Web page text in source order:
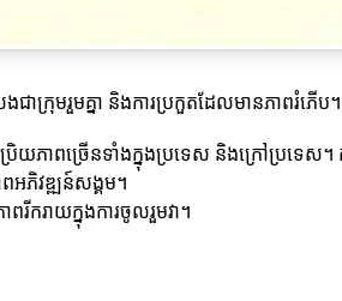
ក្រុមរួមគ្នា និងការប្រកួតដែលមានភាពរំភើ
យភាពច្រើនទាំងក្នុងប្រទេស និងក្រៅប្រទេ
អភិវឌ្ឍន៍សង្គម។
រាយក្នុងការចូលរួមវា។